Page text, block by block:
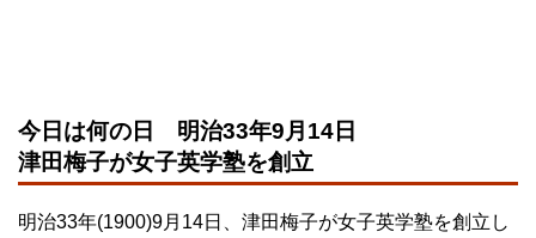
今日は何の日 明治33年9月14日
津田梅子が女子英学塾を創立
明治33年(1900)9月14日、津田梅子が女子英学塾を創立し